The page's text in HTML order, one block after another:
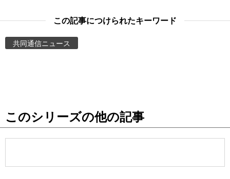
お知らせ
この記事につけられたキーワード
共同通信ニュース
このシリーズの他の記事